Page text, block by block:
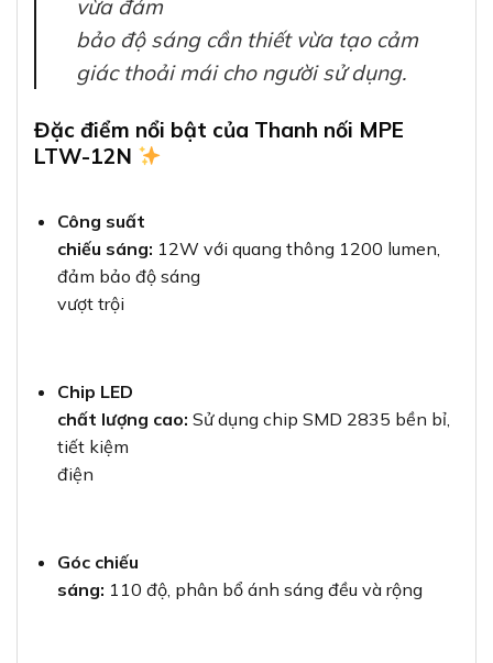
vừa đảm
bảo độ sáng cần thiết vừa tạo cảm
giác thoải mái cho người sử dụng.
Đặc điểm nổi bật của Thanh nối MPE
LTW-12N
Công suất
chiếu sáng: 12W với quang thông 1200 lumen,
đảm bảo độ sáng
vượt trội
Chip LED
chất lượng cao: Sử dụng chip SMD 2835 bền bỉ,
tiết kiệm
điện
Góc chiếu
sáng: 110 độ, phân bổ ánh sáng đều và rộng